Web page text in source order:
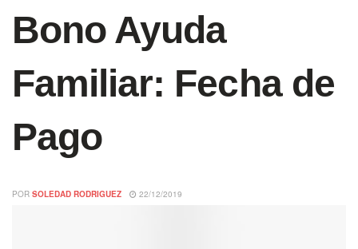
Bono Ayuda
Familiar: Fecha de
Pago
POR SOLEDAD RODRIGUEZ 22/12/2019